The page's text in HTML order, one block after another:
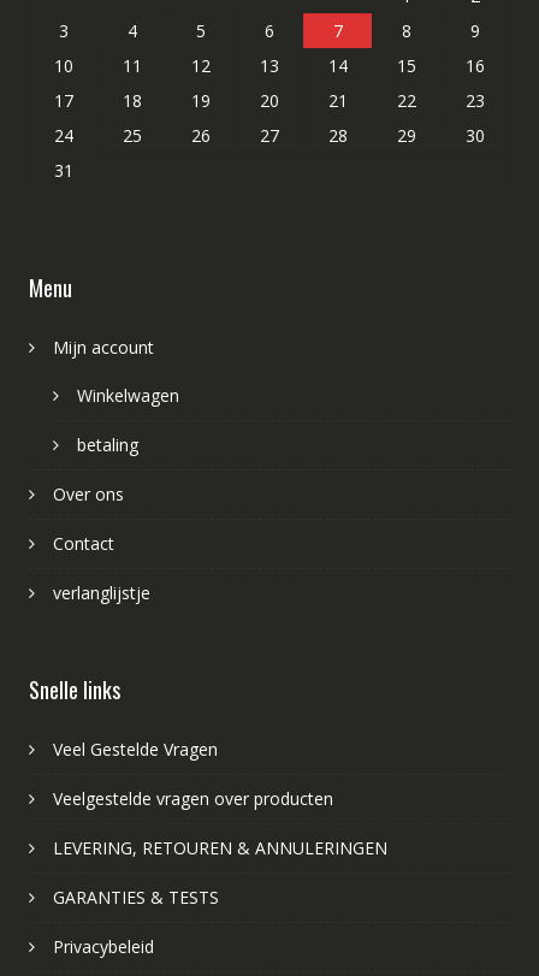
3
4 5 6 7 8
9
10
11 12 13 14 15
16
17
18 19 20 21 22
23
24
25 26 27 28 29
30
31
Menu
Mijn account
Winkelwagen
betaling
Over ons
Contact
verlanglijstje
Snelle links
Veel Gestelde Vragen
Veelgestelde vragen over producten
LEVERING, RETOUREN & ANNULERINGEN
GARANTIES & TESTS
Privacybeleid